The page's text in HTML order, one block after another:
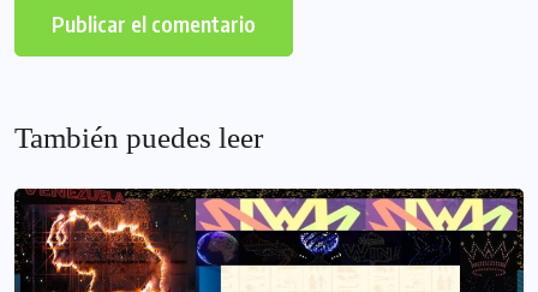
También puedes leer